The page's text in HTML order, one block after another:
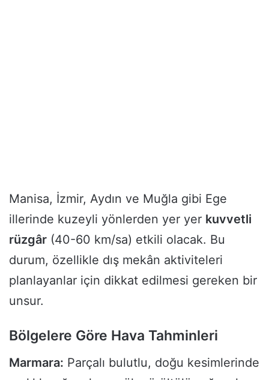
Manisa, İzmir, Aydın ve Muğla gibi Ege
illerinde kuzeyli yönlerden yer yer kuvvetli
rüzgâr (40-60 km/sa) etkili olacak. Bu
durum, özellikle dış mekân aktiviteleri
planlayanlar için dikkat edilmesi gereken bir
unsur.
Bölgelere Göre Hava Tahminleri
Marmara: Parçalı bulutlu, doğu kesimlerinde